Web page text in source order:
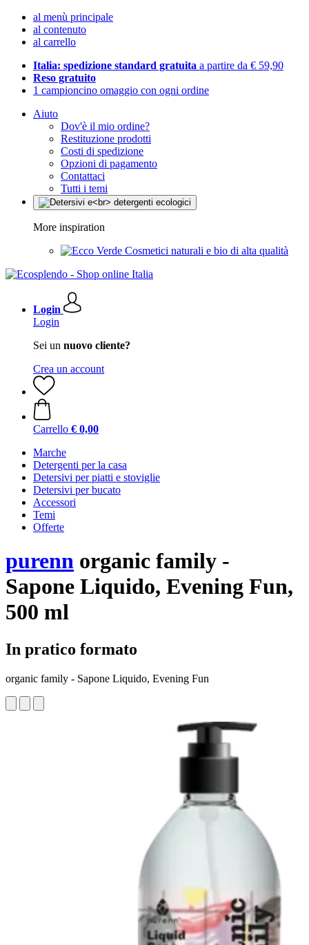
al menù principale
al contenuto
al carrello
Italia: spedizione standard gratuita a partire da € 59,90
Reso gratuito
1 campioncino omaggio con ogni ordine
Aiuto
Dov'è il mio ordine?
Restituzione prodotti
Costi di spedizione
Opzioni di pagamento
Contattaci
Tutti i temi
More inspiration
Cosmetici naturali e bio di alta qualità
Login
Login
Sei un nuovo cliente?
Crea un account
Carrello € 0,00
Marche
Detergenti per la casa
Detersivi per piatti e stoviglie
Detersivi per bucato
Accessori
Temi
Offerte
purenn organic family -
Sapone Liquido, Evening Fun,
500 ml
In pratico formato
organic family - Sapone Liquido, Evening Fun